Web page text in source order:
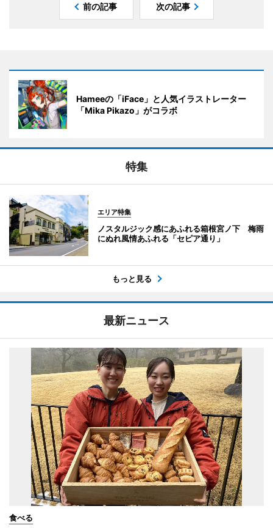
前の記事 次の記事
Hameeの「iFace」と人気イラストレーター
「Mika Pikazo」がコラボ
特集
エリア特集
ノスタルジック感にあふれる箱根宮ノ下 梅雨
にぬれ風情あふれる「セピア通り」
もっと見る
最新ニュース
食べる